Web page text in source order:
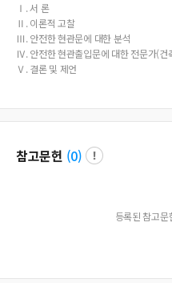
Ⅰ. 서 론
Ⅱ. 이론적 고찰
Ⅲ. 안전한 현관문에 대한 분석
Ⅳ. 안전한 현관출입문에 대한 전문가(건
Ⅴ. 결론 및 제언
참고문헌 (0)
등록된 참고